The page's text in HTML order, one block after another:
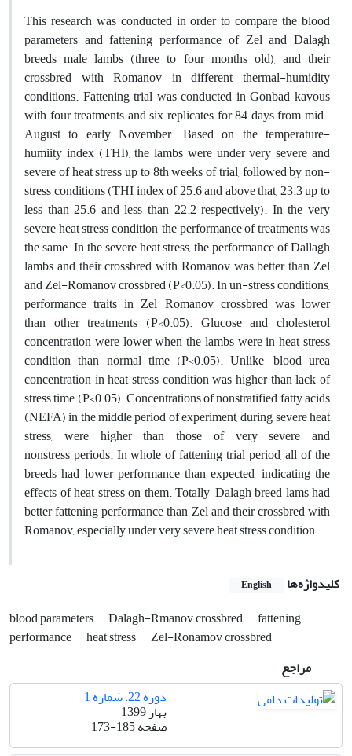
This research was conducted in order to compare the blood
parameters and fattening performance of Zel and Dalagh
breeds male lambs (three to four months old), and their
crossbred with Romanov in different thermal-humidity
conditions. Fattening trial was conducted in Gonbad kavous
with four treatments and six replicates for 84 days from mid-
August to early November. Based on the temperature-
humiity index (THI), the lambs were under very severe and
severe of heat stress up to 8th weeks of trial, followed by non-
stress conditions (THI index of 25.6 and above that, 23.3 up to
less than 25.6 and less than 22.2 respectively). In the very
severe heat stress condition, the performance of treatments was
the same. In the severe heat stress, the performance of Dallagh
lambs and their crossbred with Romanov was better than Zel
and Zel-Romanov crossbred (P<0.05). In un-stress conditions,
performance traits in Zel Romanov crossbred was lower
than other treatments (P<0.05). Glucose and cholesterol
concentration were lower when the lambs were in heat stress
condition than normal time (P<0.05). Unlike, blood urea
concentration in heat stress condition was higher than lack of
stress time (P<0.05). Concentrations of nonstratified fatty acids
(NEFA) in the middle period of experiment, during severe heat
stress, were higher than those of very severe and
nonstress periods. In whole of fattening trial period, all of the
breeds had lower performance than expected, indicating the
effects of heat stress on them. Totally, Dalagh breed lams had
better fattening performance than Zel and their crossbred with
Romanov, especially under very severe heat stress condition.
کلیدواژه‌ها English
blood parameters Dalagh-Rmanov crossbred
fattening
performance
heat stress
Zel-Ronamov crossbred
مراجع
دوره 22، شماره 1
بهار 1399
صفحه173-185